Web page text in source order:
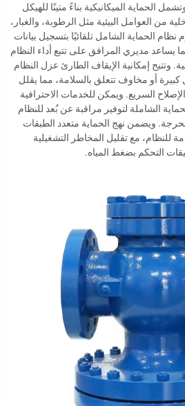
الحماية الميكانيكية بناءً متينًا للهيكل
من العوامل البيئية مثل الرطوبة، والغبار،
الحماية الشامل تلقائيًا بتسجيل بيانات
يساعد مديري المرافق على تتبع أداء النظام
وتتيح إمكانية الإيقاف الطارئ عزل النظام
أو مخاوف تتعلق بالسلامة، مما يقلل
السريع. ويمكن للخدمات الاحترافية
الشاملة لتوفير مراقبة عن بُعد للنظام
الحرجة. ويضمن نهج الحماية متعدد الطبقات
للنظام، مع تقليل المخاطر التشغيلية
التحكم بضغط المياه.